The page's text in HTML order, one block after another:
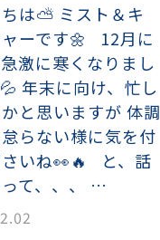
は⛅ ミスト＆キ
ーです🌼 12月に
激に寒くなりまし
年末に向け、忙し
と思いますが 体調
らない様に気を付
いね👀🔥 と、話
て、、、 …